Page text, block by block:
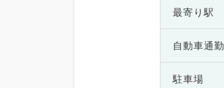
最寄り駅
自動車通勤
駐車場